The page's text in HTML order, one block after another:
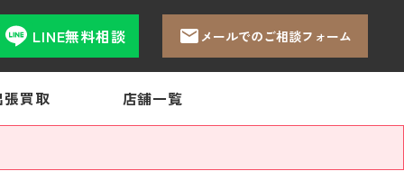
LINE無料相談 メールでのご相談フォーム
張買取 店舗一覧